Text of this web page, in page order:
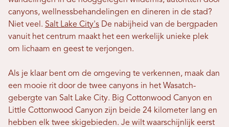
canyons, wellnessbehandelingen en dineren in de stad?
Niet veel. Salt Lake City's De nabijheid van de bergpaden
vanuit het centrum maakt het een werkelijk unieke plek
om lichaam en geest te verjongen.
Als je klaar bent om de omgeving te verkennen, maak dan
een mooie rit door de twee canyons in het Wasatch-
gebergte van Salt Lake City. Big Cottonwood Canyon en
Little Cottonwood Canyon zijn beide 24 kilometer lang en
hebben elk twee skigebieden. Je wilt waarschijnlijk eerst